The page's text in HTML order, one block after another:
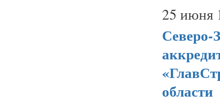
25 июня
Северо-
области